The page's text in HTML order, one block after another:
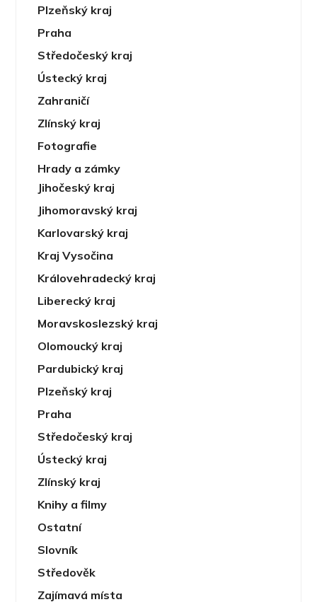
Plzeňský kraj
Praha
Středočeský kraj
Ústecký kraj
Zahraničí
Zlínský kraj
Fotografie
Hrady a zámky
Jihočeský kraj
Jihomoravský kraj
Karlovarský kraj
Kraj Vysočina
Královehradecký kraj
Liberecký kraj
Moravskoslezský kraj
Olomoucký kraj
Pardubický kraj
Plzeňský kraj
Praha
Středočeský kraj
Ústecký kraj
Zlínský kraj
Knihy a filmy
Ostatní
Slovník
Středověk
Zajímavá místa